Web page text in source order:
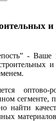
-
оптово-
сегменте,
найти